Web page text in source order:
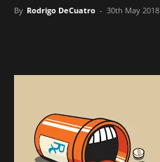
By Rodrigo DeCuatro - 30th May 2018